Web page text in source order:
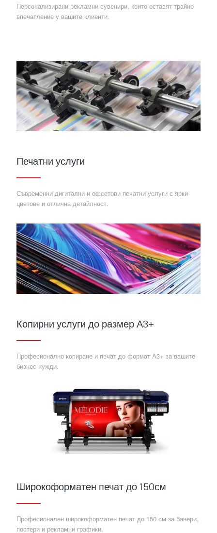
Персонализирани рекламни сувенири, които оставят трайно
впечатление у вашите клиенти.
Печатни услуги
Съвременни дигитални и офсетови печатни услуги с ярки
цветове и отлична детайлност.
Копирни услуги до размер А3+
Професионално копиране и печат до формат А3+ за вашите
бизнес нужди.
Широкоформатен печат до 150см
Професионален широкоформатен печат до 150 см за банери,
постери и рекламни графики.